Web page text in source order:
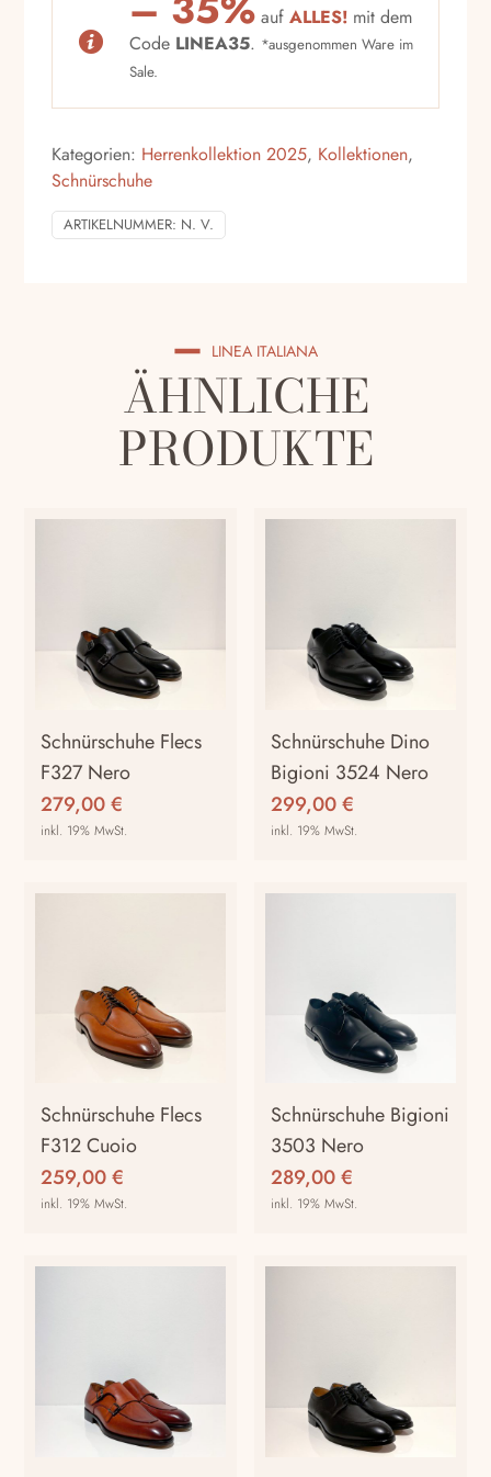
aufALLES! mit dem
Code LINEA35. *ausgenommen Ware im
Sale.
Kategorien: Herrenkollektion 2025, Kollektionen,
Schnürschuhe
ARTIKELNUMMER: N. V.
LINEA ITALIANA
ÄHNLICHE
PRODUKTE
Schnürschuhe Flecs
F327 Nero
279,00€
inkl. 19% MwSt.
Produkt
Optionen
auf
der
Produktseite
gewählt
werden
Schnürschuhe Dino
Bigioni 3524 Nero
299,00€
inkl. 19% MwSt.
Produkt
Optionen
auf
der
Produktseite
gewählt
werden
Schnürschuhe Flecs
F312 Cuoio
259,00€
inkl. 19% MwSt.
Produkt
Optionen
Schnürschuhe Bigioni
3503 Nero
289,00€
inkl. 19% MwSt.
Produkt
Optionen